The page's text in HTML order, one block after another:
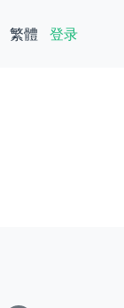
繁體 登录